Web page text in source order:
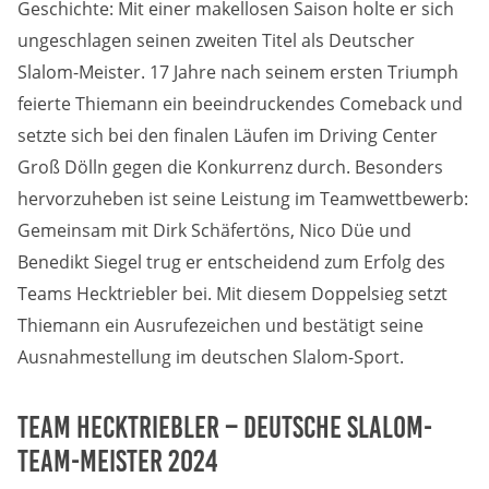
Geschichte: Mit einer makellosen Saison holte er sich
ungeschlagen seinen zweiten Titel als Deutscher
Slalom-Meister. 17 Jahre nach seinem ersten Triumph
feierte Thiemann ein beeindruckendes Comeback und
setzte sich bei den finalen Läufen im Driving Center
Groß Dölln gegen die Konkurrenz durch. Besonders
hervorzuheben ist seine Leistung im Teamwettbewerb:
Gemeinsam mit Dirk Schäfertöns, Nico Düe und
Benedikt Siegel trug er entscheidend zum Erfolg des
Teams Hecktriebler bei. Mit diesem Doppelsieg setzt
Thiemann ein Ausrufezeichen und bestätigt seine
Ausnahmestellung im deutschen Slalom-Sport.
Team Hecktriebler – Deutsche Slalom-
Team-Meister 2024
Anbieter:
Google LLC
Diese Cookies dienen zur Erhebung von Statistiken zur
Website-Nutzung.
Cookie Laufzeit:
24 Monate
Medien & externe Dienste
Um Inhalte von Videoplattformen und weiteren externen
Diensten anzeigen zu können, werden von diesen ggf.
Cookies gesetzt. Die Einbindung kann bei Bedarf einzeln
YouTube